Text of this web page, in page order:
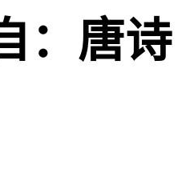
：唐诗